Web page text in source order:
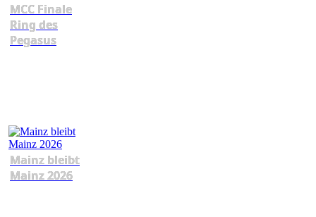
MCC Finale
Ring des
Pegasus
Mainz bleibt
Mainz 2026